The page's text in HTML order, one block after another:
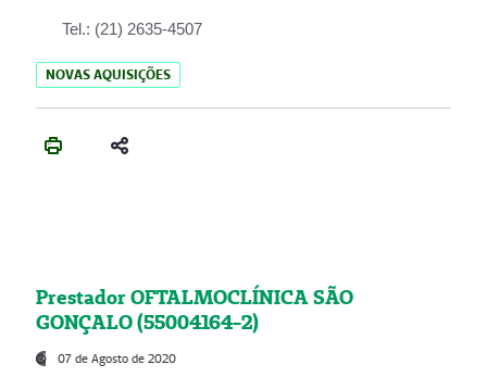
Tel.: (21) 2635-4507
NOVAS AQUISIÇÕES
Prestador OFTALMOCLÍNICA SÃO
GONÇALO (55004164-2)
07 de Agosto de 2020